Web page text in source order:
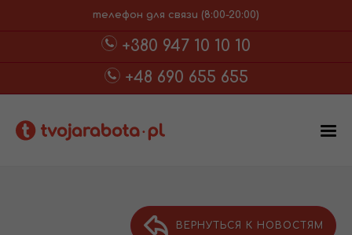
телефон для связи (8:00-20:00)
+380 947 10 10 10
+48 690 655 655
ВЕРНУТЬСЯ К НОВОСТЯМ